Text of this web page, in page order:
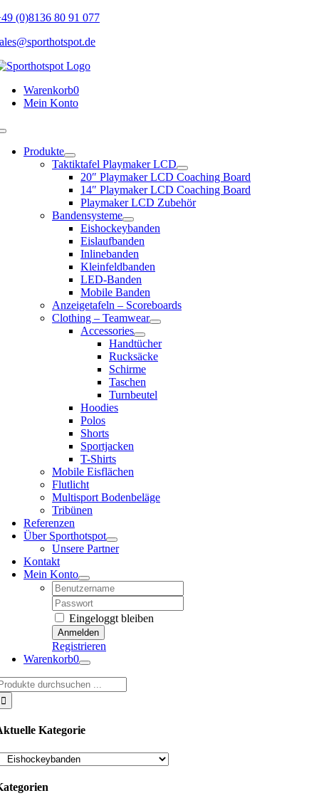
Skip
content
(0)8136 80 91 077
Warenkorb0
Mein Konto
Toggle
NavigationProdukte
Taktiktafel Playmaker LCD
20″ Playmaker LCD Coaching Board
14″ Playmaker LCD Coaching Board
Playmaker LCD Zubehör
Bandensysteme
Eishockeybanden
Eislaufbanden
Inlinebanden
Kleinfeldbanden
LED-Banden
Mobile Banden
Anzeigetafeln – Scoreboards
Clothing – Teamwear
Accessories
Handtücher
Rucksäcke
Schirme
Taschen
Turnbeutel
Hoodies
Polos
Shorts
Sportjacken
T-Shirts
Mobile Eisflächen
Flutlicht
Multisport Bodenbeläge
Tribünen
Referenzen
Über Sporthotspot
Unsere Partner
Kontakt
Mein Konto
Username:
Password:
Eingeloggt bleiben
Registrieren
Warenkorb0
Kategorie